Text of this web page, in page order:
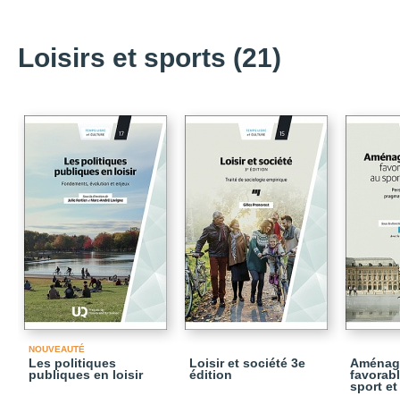
Loisirs et sports (21)
NOUVEAUTÉ
Les politiques
publiques en loisir
Loisir et société 3e
édition
sport et